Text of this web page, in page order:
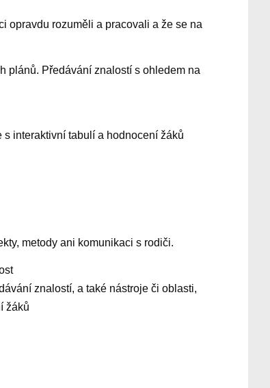
opravdu rozuměli a pracovali a že se na
plánů. Předávání znalostí s ohledem na
interaktivní tabulí a hodnocení žáků
metody ani komunikaci s rodiči.
znalostí, a také nástroje či oblasti,
žáků